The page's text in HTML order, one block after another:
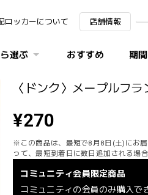
ロッカーについて 店舗情報
選ぶ おすすめ 期
〈ドンク〉メープルフ
¥270
※この商品は、最短で8月8日(土)にお
って、最短到着日に数日追加される場
コミュニティ会員限定商品
コミュニティの会員のみ購入で